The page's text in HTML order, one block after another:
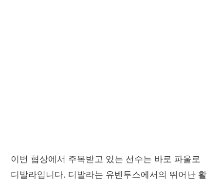
이번 협상에서 주목받고 있는 선수는 바로 파울로
디발라입니다. 디발라는 유벤투스에서의 뛰어난 활